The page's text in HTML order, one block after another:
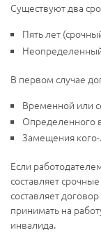
Существуют два
Пять лет
В первом случае
Временной или
Определенного
Замещения кого-
Если
составляет
составляет
принимать на
инвалида.